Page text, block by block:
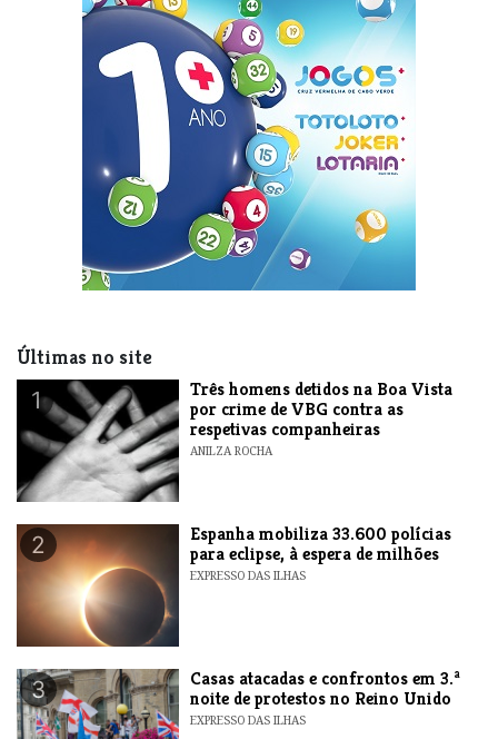
Últimas no site
1
Três homens detidos na Boa Vista
por crime de VBG contra as
respetivas companheiras
ANILZA ROCHA
2
Espanha mobiliza 33.600 polícias
para eclipse, à espera de milhões
EXPRESSO DAS ILHAS
3
Casas atacadas e confrontos em 3.ª
noite de protestos no Reino Unido
EXPRESSO DAS ILHAS